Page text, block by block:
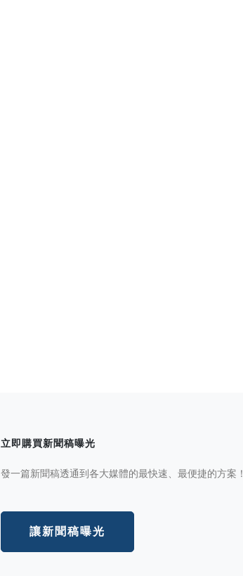
立即購買新聞稿曝光
發一篇新聞稿透通到各大媒體的最快速、最便捷的方案！
讓新聞稿曝光